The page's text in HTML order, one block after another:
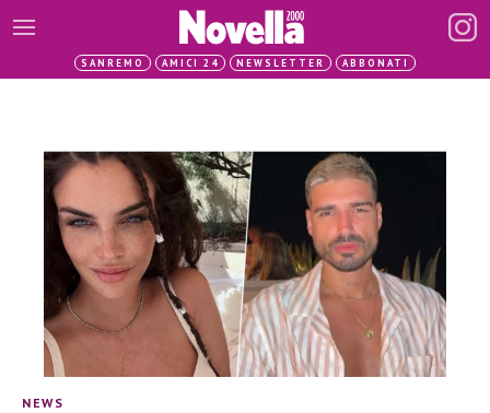
SANREMO AMICI 24 NEWSLETTER ABBONATI
NEWS